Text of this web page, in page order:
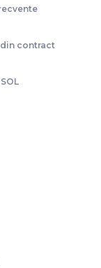
contract